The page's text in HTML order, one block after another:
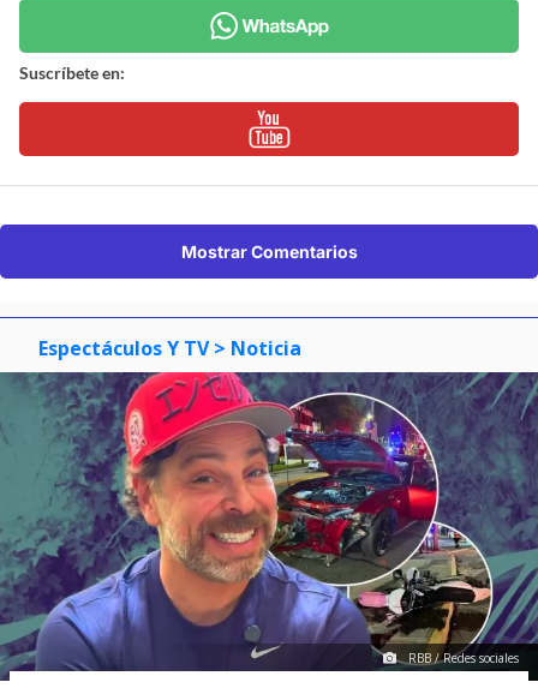
Suscríbete en:
Mostrar Comentarios
Espectáculos Y TV > Noticia
RBB / Redes sociales